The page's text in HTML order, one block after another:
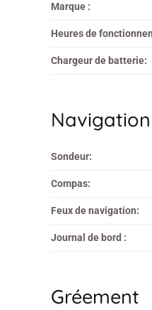
Marque :
Heures de
Chargeur de batterie:
Sondeur:
Compas:
Feux de navigation:
Journal de bord :
Gréement